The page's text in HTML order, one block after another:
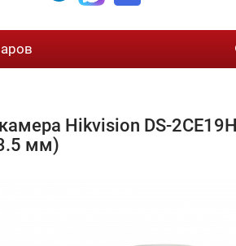
Hikvision DS-
мм)